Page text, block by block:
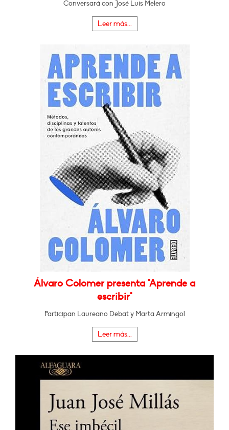
Conversará con José Luis Melero
Leer más...
Álvaro Colomer presenta "Aprende a
escribir"
Participan Laureano Debat y Marta Armingol
Leer más...